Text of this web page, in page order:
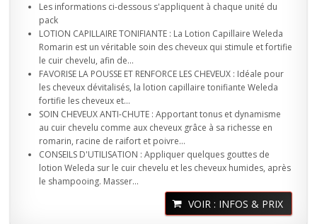
Les informations ci-dessous s'appliquent à chaque unité du
pack
LOTION CAPILLAIRE TONIFIANTE : La Lotion Capillaire Weleda
Romarin est un véritable soin des cheveux qui stimule et fortifie
le cuir chevelu, afin de...
FAVORISE LA POUSSE ET RENFORCE LES CHEVEUX : Idéale pour
les cheveux dévitalisés, la lotion capillaire tonifiante Weleda
fortifie les cheveux et...
SOIN CHEVEUX ANTI-CHUTE : Apportant tonus et dynamisme
au cuir chevelu comme aux cheveux grâce à sa richesse en
romarin, racine de raifort et poivre...
CONSEILS D'UTILISATION : Appliquer quelques gouttes de
lotion Weleda sur le cuir chevelu et les cheveux humides, après
le shampooing. Masser...
VOIR : INFOS & PRIX